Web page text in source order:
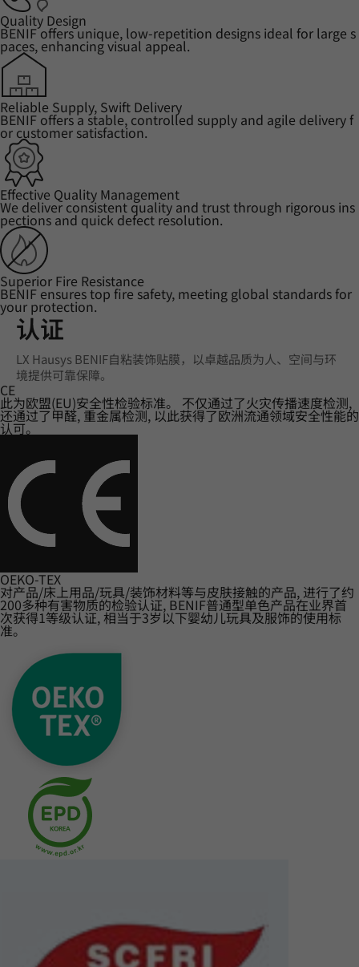
Quality Design
BENIF offers unique, low-repetition designs ideal for large s
paces, enhancing visual appeal.
Reliable Supply, Swift Delivery
BENIF offers a stable, controlled supply and agile delivery f
or customer satisfaction.
Effective Quality Management
We deliver consistent quality and trust through rigorous ins
pections and quick defect resolution.
Superior Fire Resistance
BENIF ensures top fire safety, meeting global standards for
your protection.
认证
LX Hausys BENIF自粘装饰贴膜，以卓越品质为人、空间与环
境提供可靠保障。
CE
此为欧盟(EU)安全性检验标准。 不仅通过了火灾传播速度检测,
还通过了甲醛, 重金属检测, 以此获得了欧洲流通领域安全性能的
认可。
OEKO-TEX
对产品/床上用品/玩具/装饰材料等与皮肤接触的产品, 进行了约
200多种有害物质的检验认证, BENIF普通型单色产品在业界首
次获得1等级认证, 相当于3岁以下婴幼儿玩具及服饰的使用标
准。